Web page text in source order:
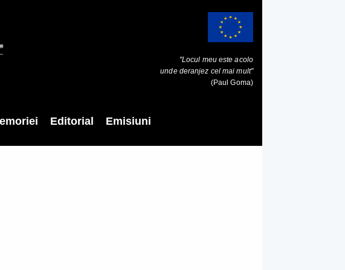
"Locul meu este acolo
unde deranjez cel mai mult"
(Paul Goma)
Editorial Emisiuni